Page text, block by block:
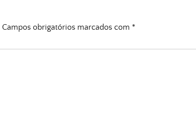
Campos obrigatórios marcados com *